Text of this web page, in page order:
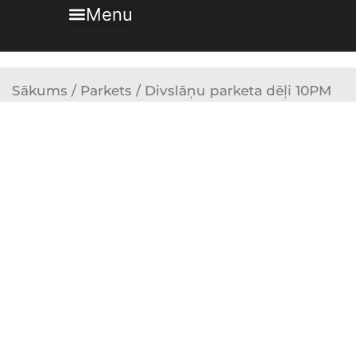
Menu
Sākums / Parkets / Divslāņu parketa dēļi 10PM